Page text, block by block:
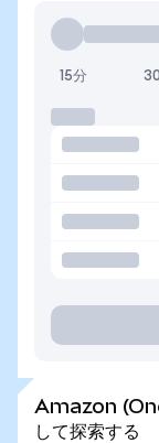
15分
Amazon
して探索する